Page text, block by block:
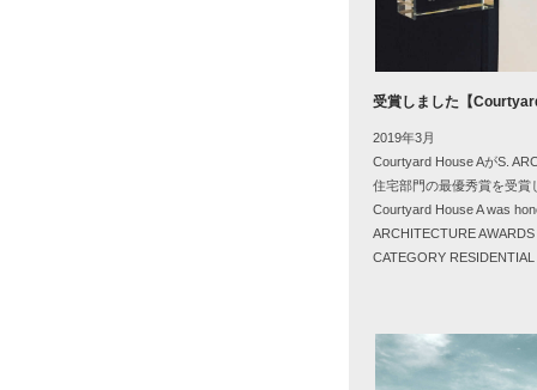
受賞しました【
2019年3月
Courtyard House AがS.
住宅部門の最優秀賞を受賞
Courtyard House A was
ARCHITECTURE
CATEGORY